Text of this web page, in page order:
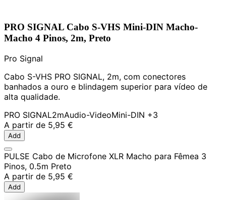
PRO SIGNAL Cabo S-VHS Mini-DIN Macho-
Macho 4 Pinos, 2m, Preto
Pro Signal
Cabo S-VHS PRO SIGNAL, 2m, com conectores
banhados a ouro e blindagem superior para vídeo de
alta qualidade.
PRO SIGNAL2mAudio-VideoMini-DIN +3
A partir de 5,95 €
Add
PULSE Cabo de Microfone XLR Macho para Fêmea 3
Pinos, 0.5m Preto
A partir de 5,95 €
Add